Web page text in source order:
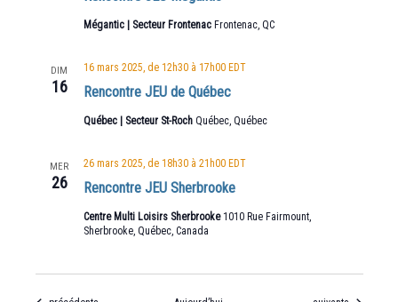
Mégantic | Secteur Frontenac Frontenac, QC
DIM
16 Rencontre JEU de Québec
16 mars 2025, de 12h30à 17h00 EDT
Québec | Secteur St-Roch Québec, Québec
MER
26 Rencontre JEU Sherbrooke
26 mars 2025, de 18h30à 21h00 EDT
Centre Multi Loisirs Sherbrooke 1010 Rue Fairmount,
Sherbrooke, Québec, Canada